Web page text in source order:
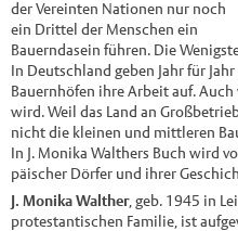
der Vereinten Nationen nur noch
ein Drittel der Menschen ein
Bauerndasein führen. Die
In Deutschland geben Jahr für
Bauernhöfen ihre Arbeit auf.
wird. Weil das Land an
nicht die kleinen und mittleren
In J. Monika Walthers Buch wird
päischer Dörfer und ihrer
J. Monika Walther, geb. 1945 in
protestantischen Familie, ist